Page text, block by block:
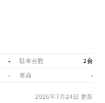
- 駐車台数 2台
- 車高 -
2026年7月24日 更新